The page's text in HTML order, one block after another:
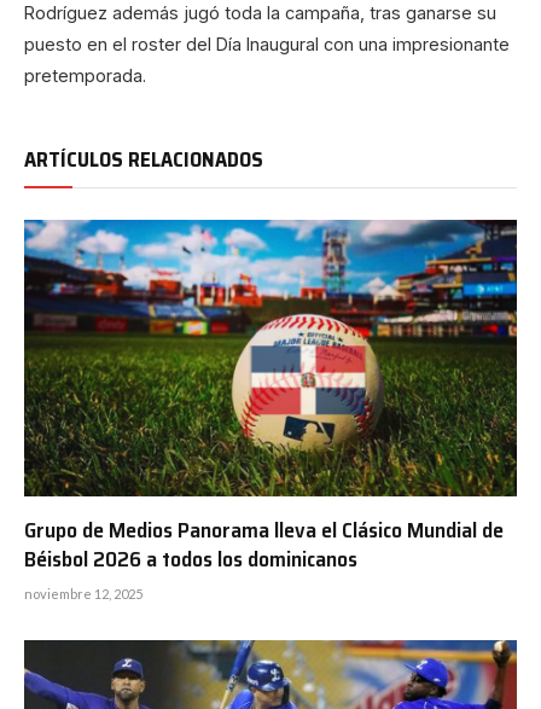
Rodríguez además jugó toda la campaña, tras ganarse su
puesto en el roster del Día Inaugural con una impresionante
pretemporada.
ARTÍCULOS RELACIONADOS
Grupo de Medios Panorama lleva el Clásico Mundial de
Béisbol 2026 a todos los dominicanos
noviembre 12, 2025